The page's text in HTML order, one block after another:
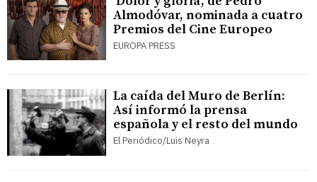
Almodóvar, nominada a cuatro
Premios del Cine Europeo
EUROPA PRESS
La caída del Muro de Berlín:
Así informó la prensa
española y el resto del mundo
El Periódico/Luis Neyra